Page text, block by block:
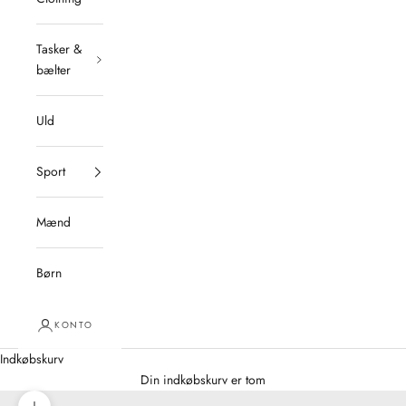
Tasker &
bælter
Uld
Sport
Mænd
Børn
KONTO
Indkøbskurv
Din indkøbskurv er tom